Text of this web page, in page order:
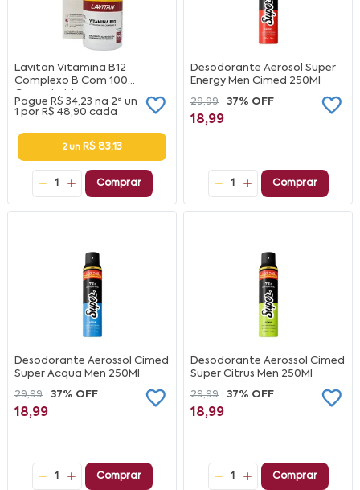
Lavitan Vitamina B12
Complexo B Com 100
Comprimidos
Pague R$ 34,23 na 2ª un
1 por R$ 48,90 cada
2 un R$ 83,13
1 Comprar
Desodorante Aerosol Super
Energy Men Cimed 250Ml
29,99
37% OFF
18,99
1 Comprar
Desodorante Aerossol Cimed
Super Acqua Men 250Ml
29,99
37% OFF
18,99
1 Comprar
Desodorante Aerossol Cimed
Super Citrus Men 250Ml
29,99
37% OFF
18,99
1 Comprar